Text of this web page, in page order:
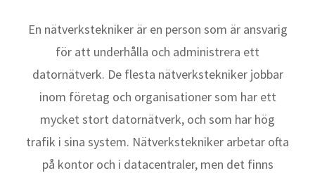
En nätverkstekniker är en person som är ansvarig
för att underhålla och administrera ett
datornätverk. De flesta nätverkstekniker jobbar
inom företag och organisationer som har ett
mycket stort datornätverk, och som har hög
trafik i sina system. Nätverkstekniker arbetar ofta
på kontor och i datacentraler, men det finns